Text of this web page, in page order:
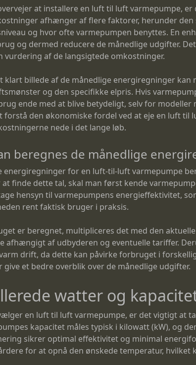
at installere en luft til luft varmepumpe,
afhænger af flere faktorer, herunder
og hvor ofte varmepumpen benyttes. En
og dermed reducere de månedlige udgifter.
vurdering af de langsigtede omkostninger.
klart billede af de månedlige energiregninger
og den specifikke elpris. Hvis
ende med at blive betydeligt, selv for
forstå den økonomiske fordel ved at eje en luft
nede i det lange løb.
beregnes de månedlige
energiregninger for en luft-til-luft varmepumpe
at finde dette tal, skal man først kende
hensyn til varmepumpens energieffektivitet,
rent faktisk bruger i praksis.
er beregnet, multipliceres det med den
afhængigt af udbyderen og eventuelle tariffer.
drift, da dette kan påvirke forbruget i
give et bedre overblik over de månedlige udgifter.
watter og
en luft til luft varmepumpe, er det vigtigt at
kapacitet måles typisk i kilowatt (kW), og
sikrer optimal effektivitet og minimal
for at opnå den ønskede temperatur,